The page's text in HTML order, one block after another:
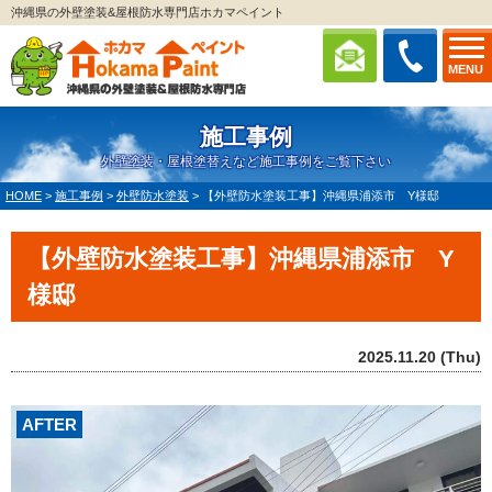
MENU
沖縄県の外壁塗装&屋根防水専門店ホカマペイント
施工事例
外壁塗装・屋根塗替えなど施工事例をご覧下さい
HOME > 施工事例 > 外壁防水塗装 > 【外壁防水塗装工事】沖縄県浦添市 Y様邸
【外壁防水塗装工事】沖縄県浦添市 Y
様邸
2025.11.20 (Thu)
AFTER